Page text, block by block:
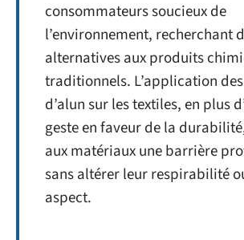
consommateurs soucieux de
l’environnement, recherchant
alternatives aux produits
traditionnels. L’application
d’alun sur les textiles, en plus
geste en faveur de la
aux matériaux une barrière
sans altérer leur respirabilité
aspect.